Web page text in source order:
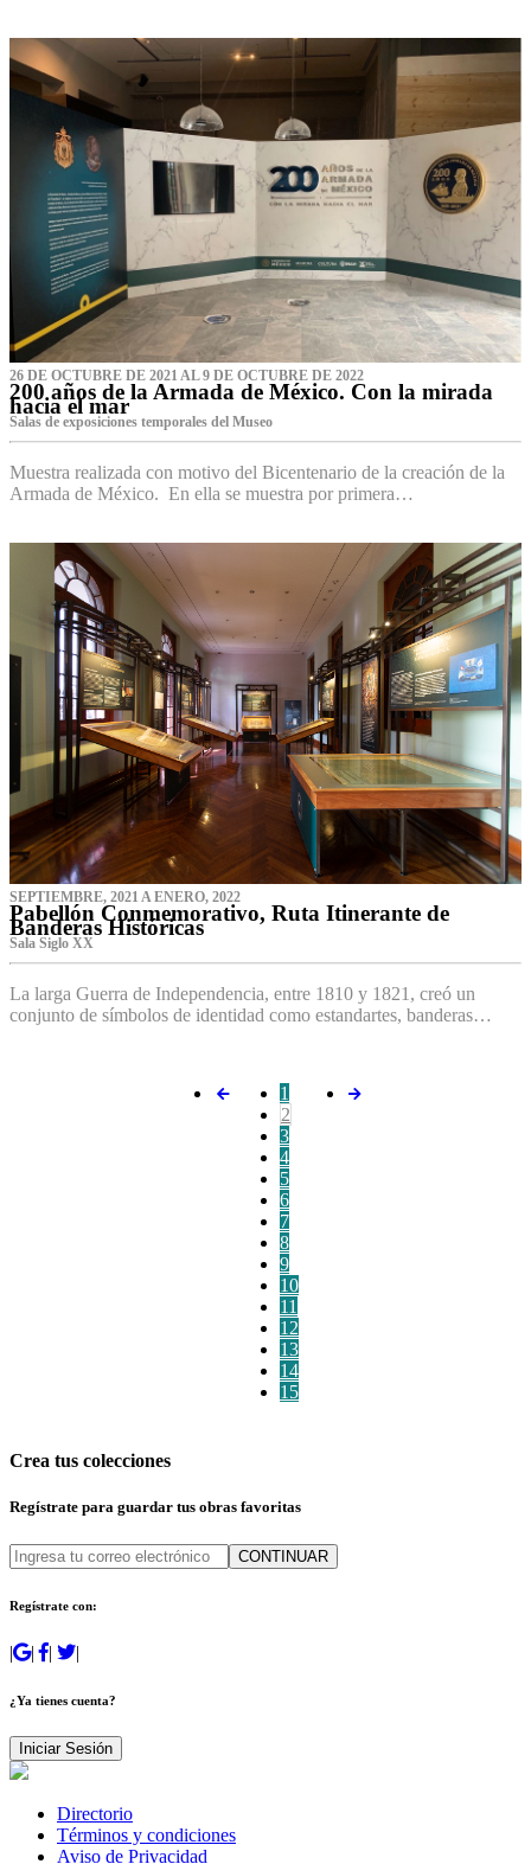
26 DE OCTUBRE DE 2021 AL 9 DE OCTUBRE DE 2022
200 años de la Armada de México. Con la mirada
hacia el mar
Salas de exposiciones temporales del Museo‌
Muestra realizada con motivo del Bicentenario de la creación de la
Armada de México. En ella se muestra por primera…
SEPTIEMBRE, 2021 A ENERO, 2022
Pabellón Conmemorativo, Ruta Itinerante de
Banderas Históricas
Sala Siglo XX
La larga Guerra de Independencia, entre 1810 y 1821, creó un
conjunto de símbolos de identidad como estandartes, banderas…
1
2
3
4
5
6
7
8
9
10
11
12
13
14
15
Crea tus colecciones
Regístrate para guardar tus obras favoritas
CONTINUAR
Regístrate con:
| | | |
¿Ya tienes cuenta?
Iniciar Sesión
Directorio
Términos y condiciones
Aviso de Privacidad